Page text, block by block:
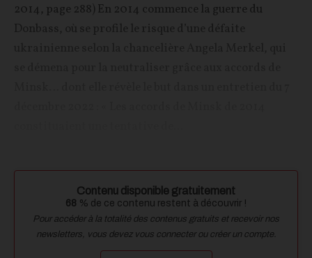
2014, page 288) En 2014 commence la guerre du
Contenu disponible gratuitement
68 % de ce contenu restent à découvrir !
Pour accéder à la totalité des contenus gratuits et recevoir nos
newsletters, vous devez vous connecter ou créer un compte.